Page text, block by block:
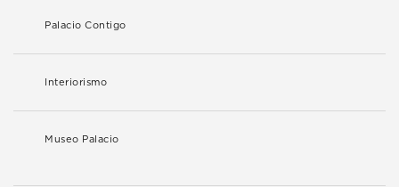
Palacio Contigo
Interiorismo
Museo Palacio